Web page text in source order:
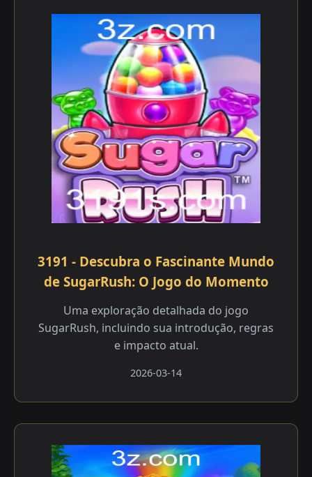
3191 - Descubra o Fascinante Mundo
de SugarRush: O Jogo do Momento
Uma exploração detalhada do jogo
SugarRush, incluindo sua introdução, regras
e impacto atual.
2026-03-14